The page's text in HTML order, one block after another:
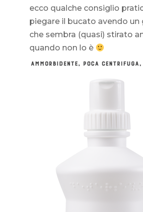
ecco qualche consiglio
piegare il bucato avendo un
che sembra (quasi) stirato
quando non lo è
AMMORBIDENTE, POCA